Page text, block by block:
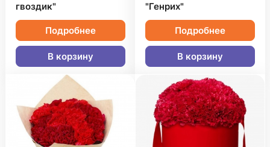
гвоздик"
Подробнее
В корзину
"Генрих"
Подробнее
В корзину